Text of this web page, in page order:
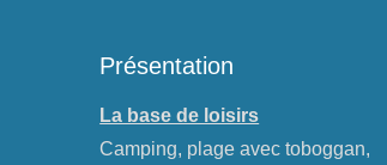
Présentation
La base de loisirs
Camping, plage avec toboggan,